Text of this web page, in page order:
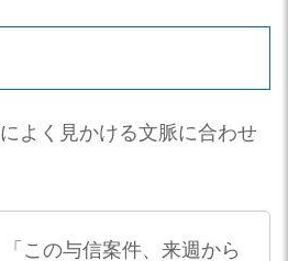
よく見かける文脈に合わせ
この与信案件、来週から